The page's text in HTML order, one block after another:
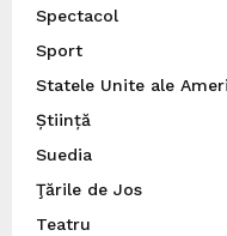
Spectacol
Sport
Statele Unite ale
Știință
Suedia
Ţările de Jos
Teatru